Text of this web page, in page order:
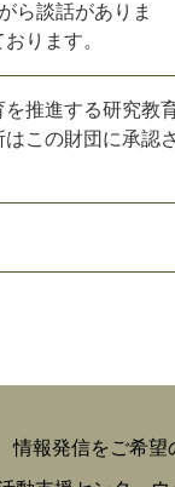
ら談話がありま
ります。
推進する研究教
この財団に承認さ
情報発信をご希望